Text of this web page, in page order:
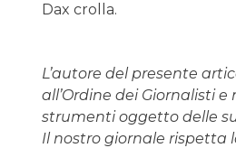
Dax crolla.
L’autore del presente
all’Ordine dei Giornalisti
strumenti oggetto delle
Il nostro giornale rispetta